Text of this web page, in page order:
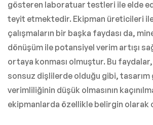
gösteren laboratuar testleri ile elde
teyit etmektedir. Ekipman üreticileri
çalışmaların bir başka faydası da,
dönüşüm ile potansiyel verim artışı
ortaya konması olmuştur. Bu
sonsuz dişlilerde olduğu gibi, tasarım
verimliliğinin düşük olmasının
ekipmanlarda özellikle belirgin olarak